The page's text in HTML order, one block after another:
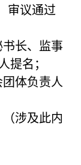
审议通过
书长、监事
提名；
团体负责人
（涉及此内